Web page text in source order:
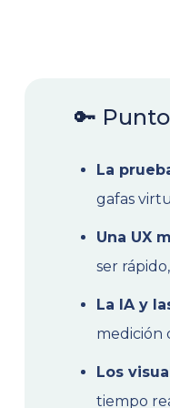
🔑
La
gafas
Una UX
ser
La IA y
medición
Los
tiempo